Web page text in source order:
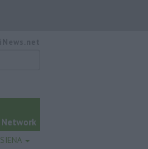
Network
SIENA